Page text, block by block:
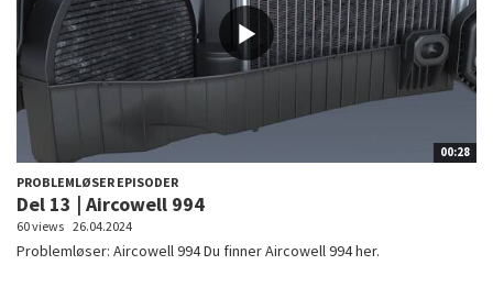
00:28
PROBLEMLØSER EPISODER
Del 13 | Aircowell 994
60 views 26.04.2024
Problemløser: Aircowell 994 Du finner Aircowell 994 her.